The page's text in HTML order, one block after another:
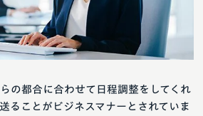
の都合に合わせて日程調整をしてくれ
ることがビジネスマナーとされていま